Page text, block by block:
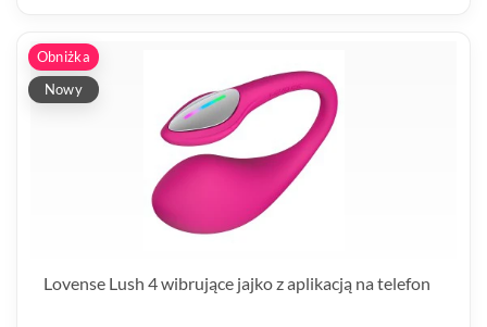
Obniżka
Nowy
Lovense Lush 4 wibrujące jajko z aplikacją na telefon